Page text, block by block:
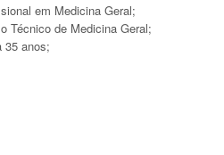
em Medicina Geral;
Técnico de Medicina Geral;
35 anos;